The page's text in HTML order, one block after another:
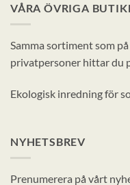
VÅRA ÖVRIGA
Samma sortiment som
privatpersoner hittar du
Ekologisk inredning för
NYHETSBREV
Prenumerera på vårt